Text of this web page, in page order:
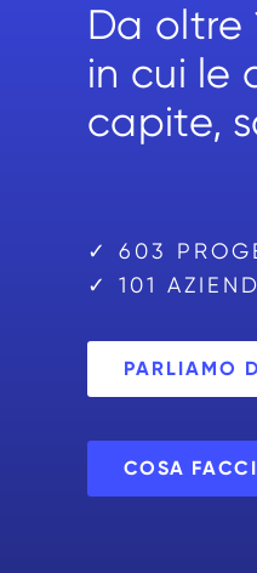
Da oltre
in cui le
capite,
✓ 603
✓ 101
PARLIAMO
COSA